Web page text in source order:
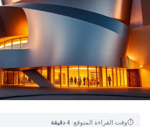
⏱وقت القراءة المتوقع: 4 دقيقة